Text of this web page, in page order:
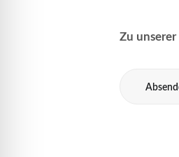
Zu unserer